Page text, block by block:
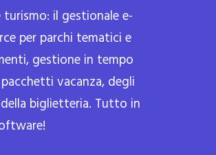
il gestionale e-
per parchi tematici e
gestione in tempo
vacanza, degli
biglietteria. Tutto in